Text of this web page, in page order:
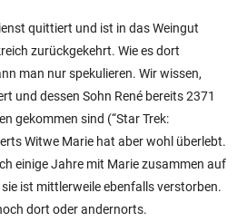
quittiert und ist in das Weingut
zurückgekehrt. Wie es dort
man nur spekulieren. Wir wissen,
und dessen Sohn René bereits 2371
gekommen sind (“Star Trek:
Witwe Marie hat aber wohl überlebt.
einige Jahre mit Marie zusammen auf
ist mittlerweile ebenfalls verstorben.
dort oder andernorts.